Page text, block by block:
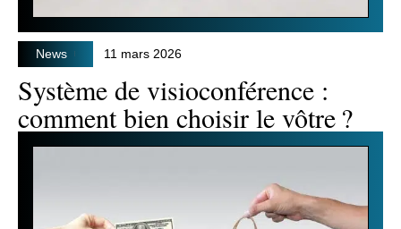
News 11 mars 2026
Système de visioconférence :
comment bien choisir le vôtre ?